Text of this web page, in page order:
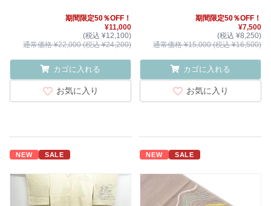
期間限定50％OFF！
¥11,000
(税込 ¥12,100)
通常価格 ¥22,000 (税込 ¥24,200)
カゴに入れる
お気に入り
期間限定50％OFF！
¥7,500
(税込 ¥8,250)
通常価格 ¥15,000 (税込 ¥16,500)
カゴに入れる
お気に入り
NEW SALE NEW SALE